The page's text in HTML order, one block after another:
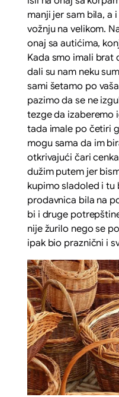
manji jer sam bila, a
vožnju na velikom.
onaj sa autićima,
Kada smo imali brat
dali su nam neku
sami šetamo po
pazimo da se ne
tezge da izaberemo
tada imale po četiri
mogu sama da im
otkrivajući čari
dužim putem jer
kupimo sladoled i tu
prodavnica bila na
bi i druge
nije žurilo nego se
ipak bio praznični i